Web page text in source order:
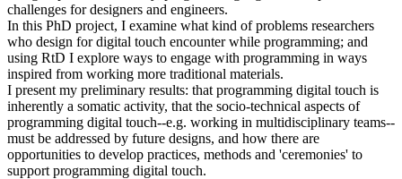
challenges for designers and engineers.
In this PhD project, I examine what kind of problems researchers
who design for digital touch encounter while programming; and
using RtD I explore ways to engage with programming in ways
inspired from working more traditional materials.
I present my preliminary results: that programming digital touch is
inherently a somatic activity, that the socio-technical aspects of
programming digital touch--e.g. working in multidisciplinary teams--
must be addressed by future designs, and how there are
opportunities to develop practices, methods and 'ceremonies' to
support programming digital touch.